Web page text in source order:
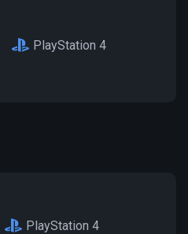
PlayStation 4
PlayStation 4